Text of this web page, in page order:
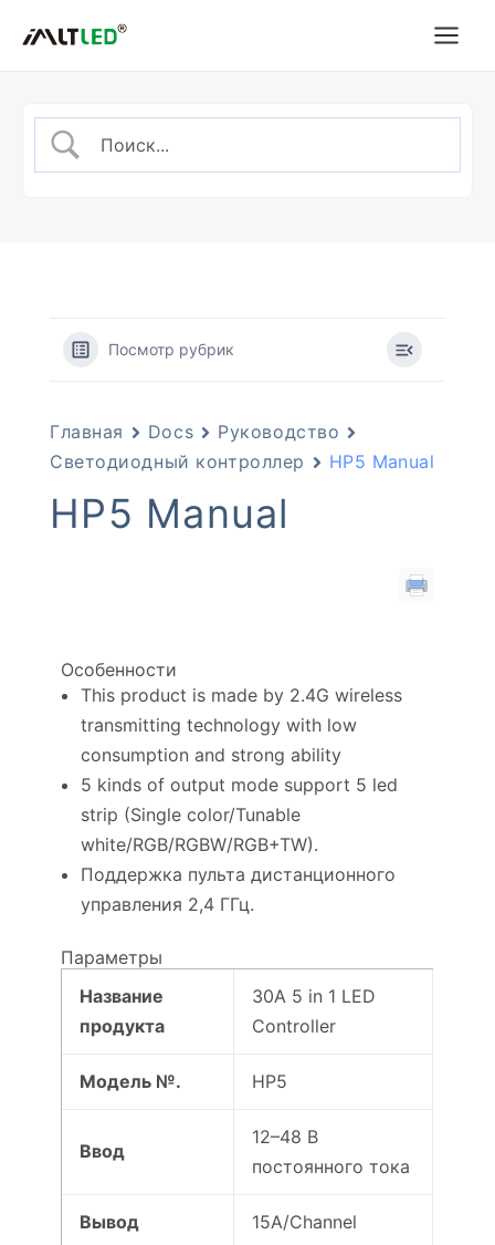
Посмотр рубрик
Главная Docs
Руководство
Светодиодный контроллер
HP5 Manual
HP5 Manual
Особенности
This product is made by 2.4G wireless
transmitting technology with low
consumption and strong ability
5 kinds of output mode support 5 led
strip (Single color/Tunable
white/RGB/RGBW/RGB+TW).
Поддержка пульта дистанционного
управления 2,4 ГГц.
Параметры
Название
продукта
30A 5 in 1 LED
Controller
Модель №. HP5
Ввод
12–48 В
постоянного тока
Вывод 15A/Channel